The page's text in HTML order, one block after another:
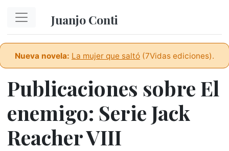
Juanjo Conti
Nueva novela: La mujer que saltó (7Vidas ediciones).
Publicaciones sobre El
enemigo: Serie Jack
Reacher VIII